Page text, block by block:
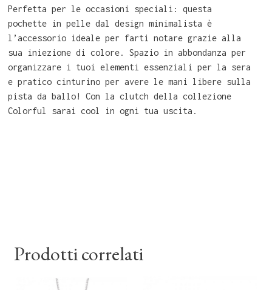
Perfetta per le occasioni speciali: questa
pochette in pelle dal design minimalista è
l’accessorio ideale per farti notare grazie alla
sua iniezione di colore. Spazio in abbondanza per
organizzare i tuoi elementi essenziali per la sera
e pratico cinturino per avere le mani libere sulla
pista da ballo! Con la clutch della collezione
Colorful sarai cool in ogni tua uscita.
Prodotti correlati